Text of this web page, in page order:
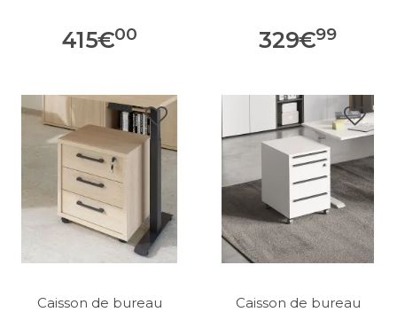
415€00 329€99
Caisson de bureau
Caisson de bureau